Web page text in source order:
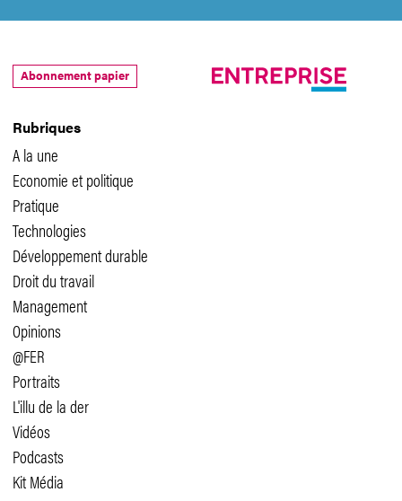
Rubriques
A la une
Economie et politique
Pratique
Technologies
Développement durable
Droit du travail
Management
Opinions
@FER
Portraits
L'illu de la der
Vidéos
Podcasts
Kit Média
Abonnement papier